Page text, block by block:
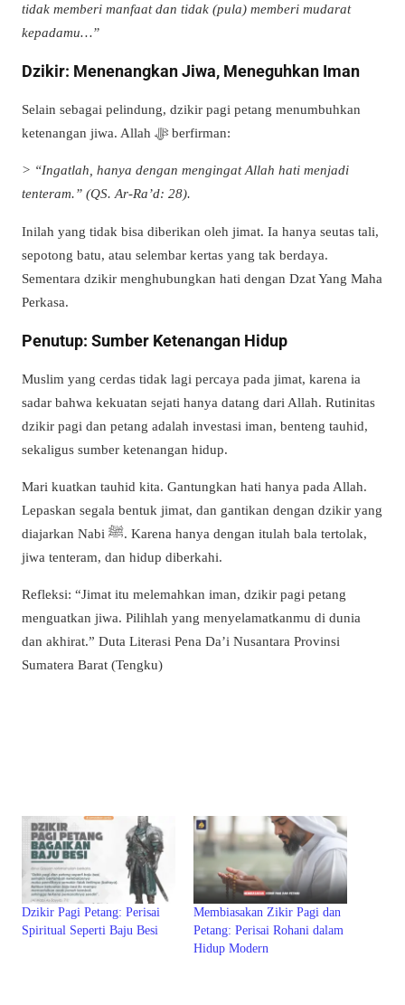
tidak memberi manfaat dan tidak (pula) memberi mudarat
kepadamu…”
Dzikir: Menenangkan Jiwa, Meneguhkan Iman
Selain sebagai pelindung, dzikir pagi petang menumbuhkan
ketenangan jiwa. Allah ﷻ berfirman:
> “Ingatlah, hanya dengan mengingat Allah hati menjadi
tenteram.” (QS. Ar-Ra’d: 28).
Inilah yang tidak bisa diberikan oleh jimat. Ia hanya seutas tali,
sepotong batu, atau selembar kertas yang tak berdaya.
Sementara dzikir menghubungkan hati dengan Dzat Yang Maha
Perkasa.
Penutup: Sumber Ketenangan Hidup
Muslim yang cerdas tidak lagi percaya pada jimat, karena ia
sadar bahwa kekuatan sejati hanya datang dari Allah. Rutinitas
dzikir pagi dan petang adalah investasi iman, benteng tauhid,
sekaligus sumber ketenangan hidup.
Mari kuatkan tauhid kita. Gantungkan hati hanya pada Allah.
Lepaskan segala bentuk jimat, dan gantikan dengan dzikir yang
diajarkan Nabi ﷺ. Karena hanya dengan itulah bala tertolak,
jiwa tenteram, dan hidup diberkahi.
Refleksi: “Jimat itu melemahkan iman, dzikir pagi petang
menguatkan jiwa. Pilihlah yang menyelamatkanmu di dunia
dan akhirat.” Duta Literasi Pena Da’i Nusantara Provinsi
Sumatera Barat (Tengku)
Dzikir Pagi Petang: Perisai
Spiritual Seperti Baju Besi
Membiasakan Zikir Pagi dan
Petang: Perisai Rohani dalam
Hidup Modern